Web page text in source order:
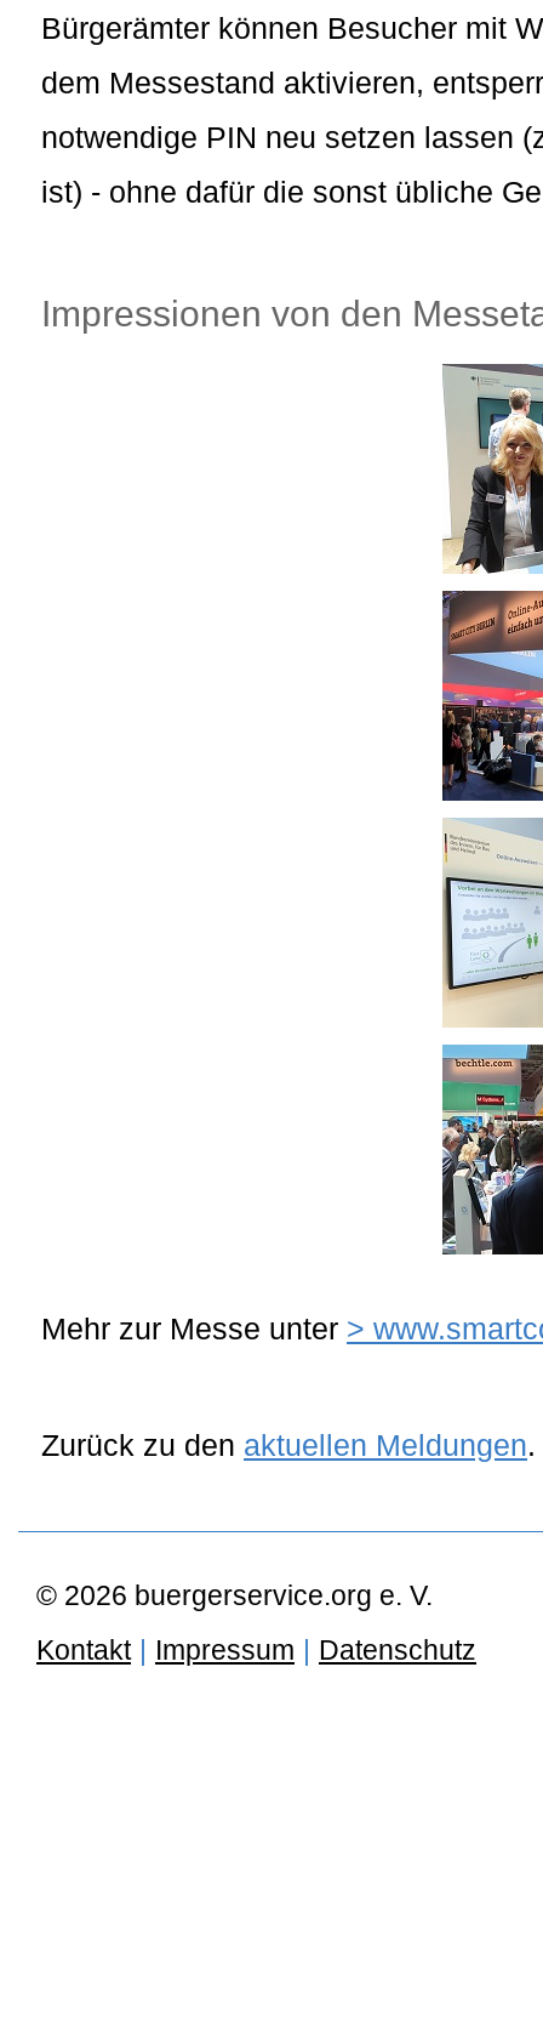
Bürgerämter können Besucher mit
dem Messestand aktivieren,
notwendige PIN neu setzen lassen
ist) - ohne dafür die sonst übliche
Impressionen von den
Mehr zur Messe unter >
Zurück zu den aktuellen Meldungen.
© 2026 buergerservice.org e. V.
Kontakt | Impressum | Datenschutz